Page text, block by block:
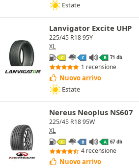
Estate
Lanvigator Excite UHP
225/45 R18 95Y
XL
C C B 71 db
1 recensione
Nuovo arrivo
Estate
Nereus Neoplus NS607
225/45 R18 95W
XL
C B A 67 db
4 recensione
Nuovo arrivo